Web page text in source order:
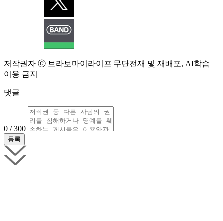
저작권자 ⓒ 브라보마이라이프 무단전재 및 재배포, AI학습
이용 금지
댓글
0 / 300